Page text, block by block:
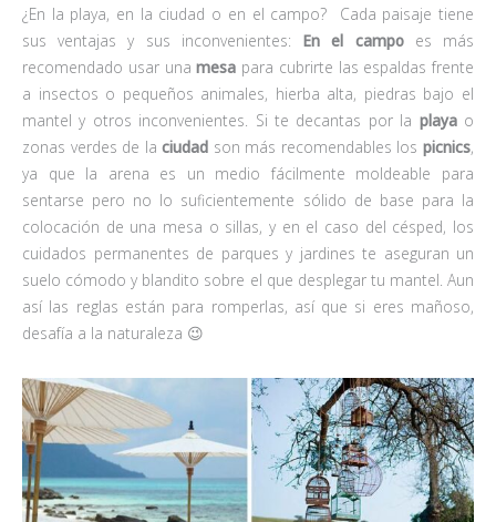
¿En la playa, en la ciudad o en el campo? Cada paisaje tiene
sus ventajas y sus inconvenientes: En el campoes más
recomendado usar unamesa para cubrirte las espaldas frente
a insectos o pequeños animales, hierba alta, piedras bajo el
mantel y otros inconvenientes. Si te decantas por la playao
zonas verdes de laciudad son más recomendables lospicnics,
ya que la arena es un medio fácilmente moldeable para
sentarse pero no lo suficientemente sólido de base para la
colocación de una mesa o sillas, y en el caso del césped, los
cuidados permanentes de parques y jardines te aseguran un
suelo cómodo y blandito sobre el que desplegar tu mantel. Aun
así las reglas están para romperlas, así que si eres mañoso,
desafía a la naturaleza 😉